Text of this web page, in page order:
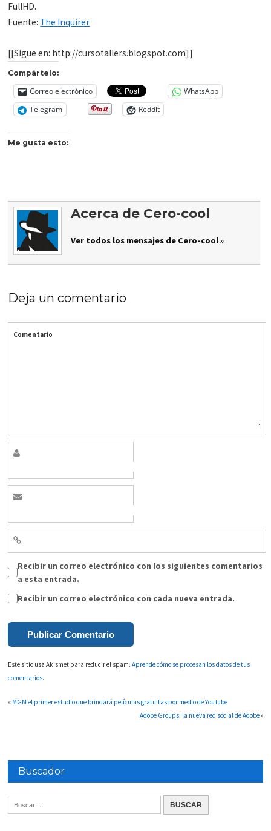
FullHD.
Fuente: The Inquirer
[[Sigue en: http://cursotallers.blogspot.com]]
Compártelo:
Correo electrónico
WhatsApp
Telegram
Reddit
Me gusta esto:
Acerca de Cero-cool
Ver todos los mensajes de Cero-cool »
Deja un comentario
Comentario
Recibir un correo electrónico con los siguientes comentarios
a esta entrada.
Recibir un correo electrónico con cada nueva entrada.
Este sitio usa Akismet para reducir el spam.Aprende cómo se procesan los datos de tus
comentarios.
« MGM el primer estudio que brindará películas gratuitas por medio de YouTube
Adobe Groups: la nueva red social de Adobe»
Buscador